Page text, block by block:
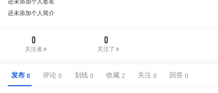
还未添加个人签名
还未添加个人简介
0
关注者
0
关注了
发布 评论 划线 收藏 关注 回答